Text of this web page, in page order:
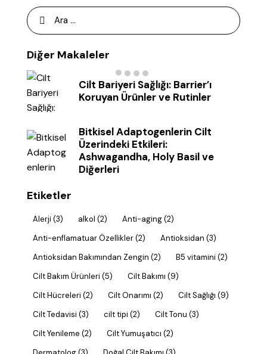
Diğer Makaleler
Cilt Bariyeri Sağlığı: Barrier’ı
Koruyan Ürünler ve Rutinler
Bitkisel Adaptogenlerin Cilt
Üzerindeki Etkileri:
Ashwagandha, Holy Basil ve
Diğerleri
Etiketler
Alerji (3) alkol (2) Anti-aging(2)
Anti-enflamatuar Özellikler(2) Antioksidan (3)
Antioksidan Bakımından Zengin (2) B5 vitamini (2)
Cilt Bakım Ürünleri (5) Cilt Bakımı (9)
Cilt Hücreleri (2) Cilt Onarımı (2) Cilt Sağlığı (9)
Cilt Tedavisi (3) cilt tipi (2) Cilt Tonu (3)
Cilt Yenileme (2) Cilt Yumuşatıcı (2)